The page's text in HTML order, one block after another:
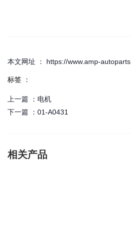
本文网址 ： https://www.amp-
标签 ：
上一篇 ： 电机
下一篇 ： 01-A0431
相关产品